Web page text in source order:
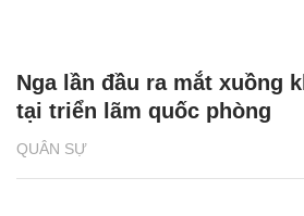
QUÂN SỰ
Nga lần đầu ra mắt xuồng
tại triển lãm quốc phòng